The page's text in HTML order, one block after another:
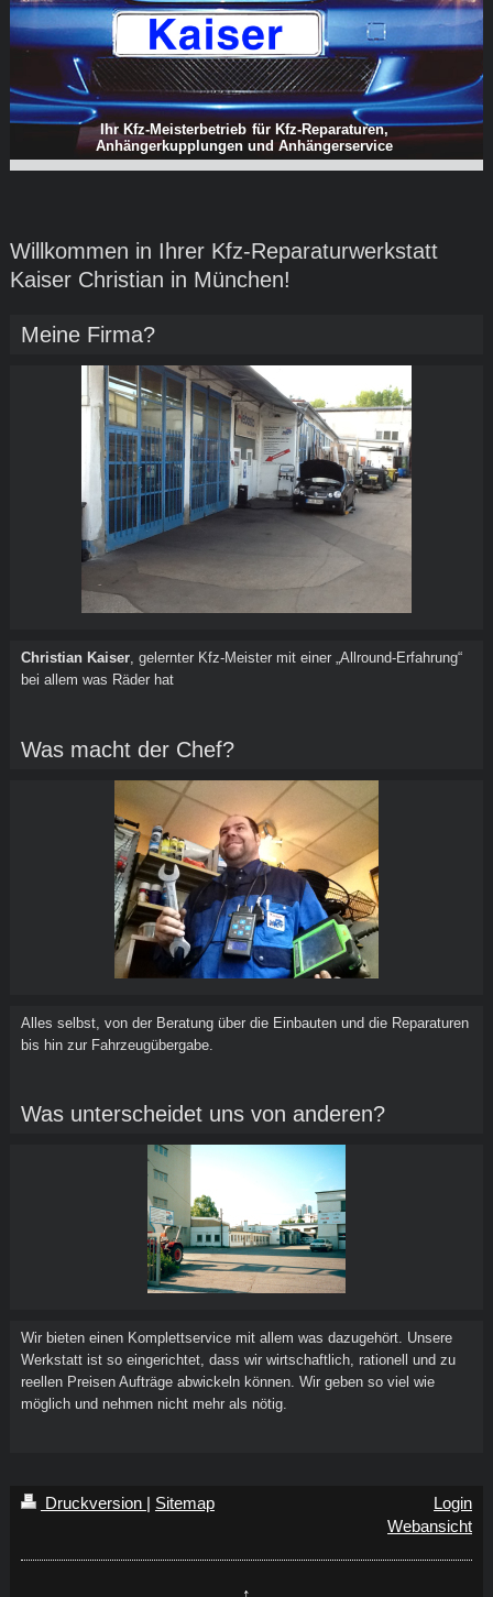
Ihr Kfz-Meisterbetrieb für Kfz-Reparaturen,
Anhängerkupplungen und Anhängerservice
Willkommen in Ihrer Kfz-Reparaturwerkstatt
Kaiser Christian in München!
Meine Firma?
Christian Kaiser, gelernter Kfz-Meister mit einer „Allround-Erfahrung“
bei allem was Räder hat
Was macht der Chef?
Alles selbst, von der Beratung über die Einbauten und die Reparaturen
bis hin zur Fahrzeugübergabe.
Was unterscheidet uns von anderen?
Wir bieten einen Komplettservice mit allem was dazugehört. Unsere
Werkstatt ist so eingerichtet, dass wir wirtschaftlich, rationell und zu
reellen Preisen Aufträge abwickeln können. Wir geben so viel wie
möglich und nehmen nicht mehr als nötig.
Druckversion | Sitemap
Login
Webansicht
↑